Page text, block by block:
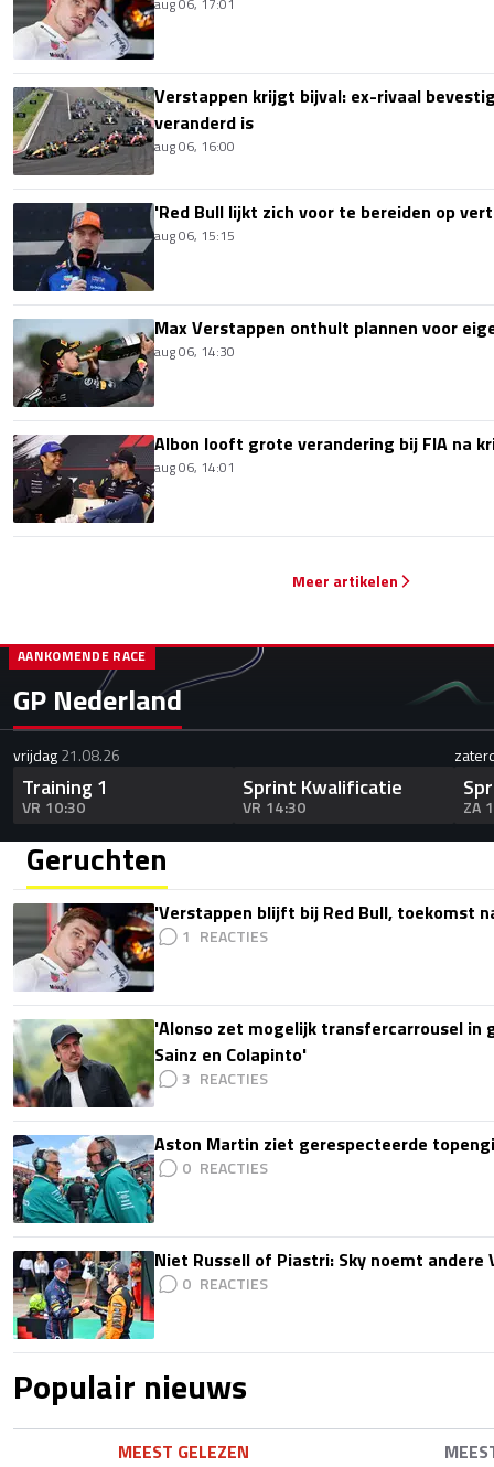
Verstappen krijgt bijval: ex-rivaal
veranderd is
aug 06, 16:00
'Red Bull lijkt zich voor te bereiden op
aug 06, 15:15
Max Verstappen onthult plannen voor
aug 06, 14:30
Albon looft grote verandering bij FIA na
aug 06, 14:01
Meer artikelen
GP Nederland
AANKOMENDE RACE
vrijdag21.08.26
Training 1
VR 10:30
Sprint Kwalificatie
VR 14:30 ZA
Geruchten
'Verstappen blijft bij Red Bull, toekomst
1
'Alonso zet mogelijk transfercarrousel in
Sainz en Colapinto'
3
Aston Martin ziet gerespecteerde
0
Niet Russell of Piastri: Sky noemt
0
Populair nieuws
MEEST GELEZEN